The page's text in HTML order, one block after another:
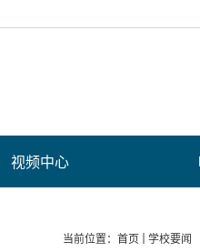
视频中心
当前位置：首页 学校要闻